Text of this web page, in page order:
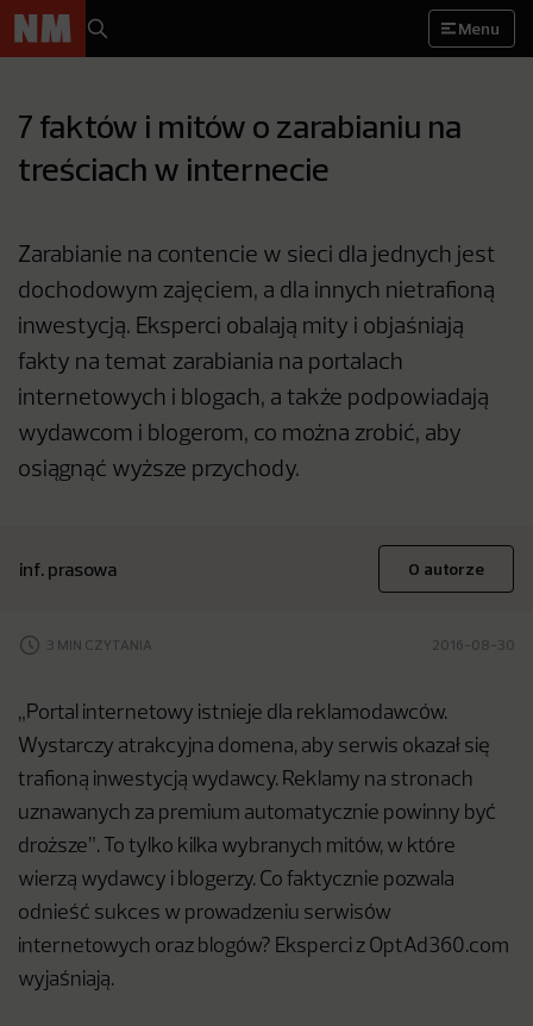
Menu
7 faktów i mitów o zarabianiu na
treściach w internecie
Zarabianie na contencie w sieci dla jednych jest
dochodowym zajęciem, a dla innych nietrafioną
inwestycją. Eksperci obalają mity i objaśniają
fakty na temat zarabiania na portalach
internetowych i blogach, a także podpowiadają
wydawcom i blogerom, co można zrobić, aby
osiągnąć wyższe przychody.
inf. prasowa O autorze
3 MIN CZYTANIA 2016-08-30
„Portal internetowy istnieje dla reklamodawców.
Wystarczy atrakcyjna domena, aby serwis okazał się
trafioną inwestycją wydawcy. Reklamy na stronach
uznawanych za premium automatycznie powinny być
droższe”. To tylko kilka wybranych mitów, w które
wierzą wydawcy i blogerzy. Co faktycznie pozwala
odnieść sukces w prowadzeniu serwisów
internetowych oraz blogów? Eksperci z OptAd360.com
wyjaśniają.